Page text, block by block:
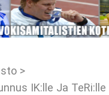
>
IK:lle Ja TeRi:lle